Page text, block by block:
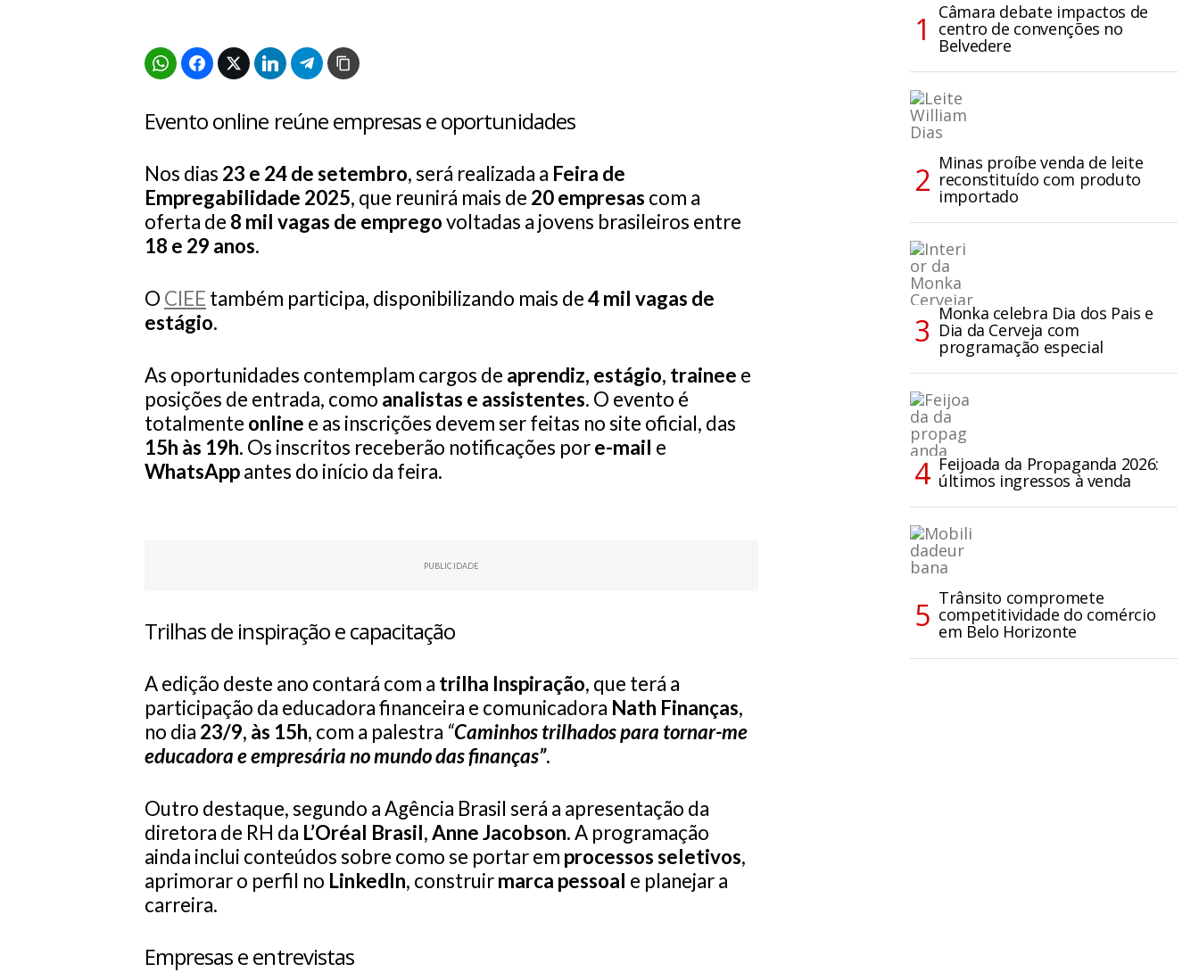
Evento online reúne empresas e oportunidades
Nos dias 23 e 24 de setembro, será realizada a Feira de
Empregabilidade 2025, que reunirá mais de 20 empresas com a
oferta de 8 mil vagas de empregovoltadas a jovens brasileiros entre
18 e 29 anos.
O CIEE também participa, disponibilizando mais de4 mil vagas de
estágio.
As oportunidades contemplam cargos de aprendiz, estágio, trainee e
posições de entrada, como analistas e assistentes. O evento é
totalmente online e as inscrições devem ser feitas no site oficial, das
15h às 19h. Os inscritos receberão notificações pore-mail e
WhatsAppantes do início da feira.
PUBLICIDADE
Trilhas de inspiração e capacitação
A edição deste ano contará com a trilha Inspiração, que terá a
participação da educadora financeira e comunicadora Nath Finanças,
no dia 23/9, às 15h, com a palestra “Caminhos trilhados para tornar-me
educadora e empresária no mundo das finanças”.
Outro destaque, segundo a Agência Brasil será a apresentação da
diretora de RH da L’Oréal Brasil,Anne Jacobson. A programação
ainda inclui conteúdos sobre como se portar em processos seletivos,
aprimorar o perfil no LinkedIn, construirmarca pessoal e planejar a
carreira.
Empresas e entrevistas
Câmara debate impactos de
centro de convenções no
Belvedere
Minas proíbe venda de leite
reconstituído com produto
importado
Monka celebra Dia dos Pais e
Dia da Cerveja com
programação especial
Feijoada da Propaganda 2026:
últimos ingressos à venda
Trânsito compromete
competitividade do comércio
em Belo Horizonte